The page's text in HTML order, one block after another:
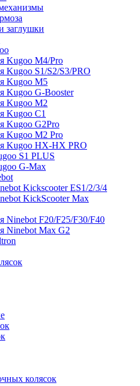
заглушки
Kugoo M4/Pro
Kugoo S1/S2/S3/PRO
Kugoo M5
Kugoo G-Booster
Kugoo M2
Kugoo C1
Kugoo G2Pro
Kugoo M2 Pro
Kugoo HX-HX PRO
S1 PLUS
G-Max
Kickscooter ES1/2/3/4
KickScooter Max
Ninebot F20/F25/F30/F40
Ninebot Max G2
колясок